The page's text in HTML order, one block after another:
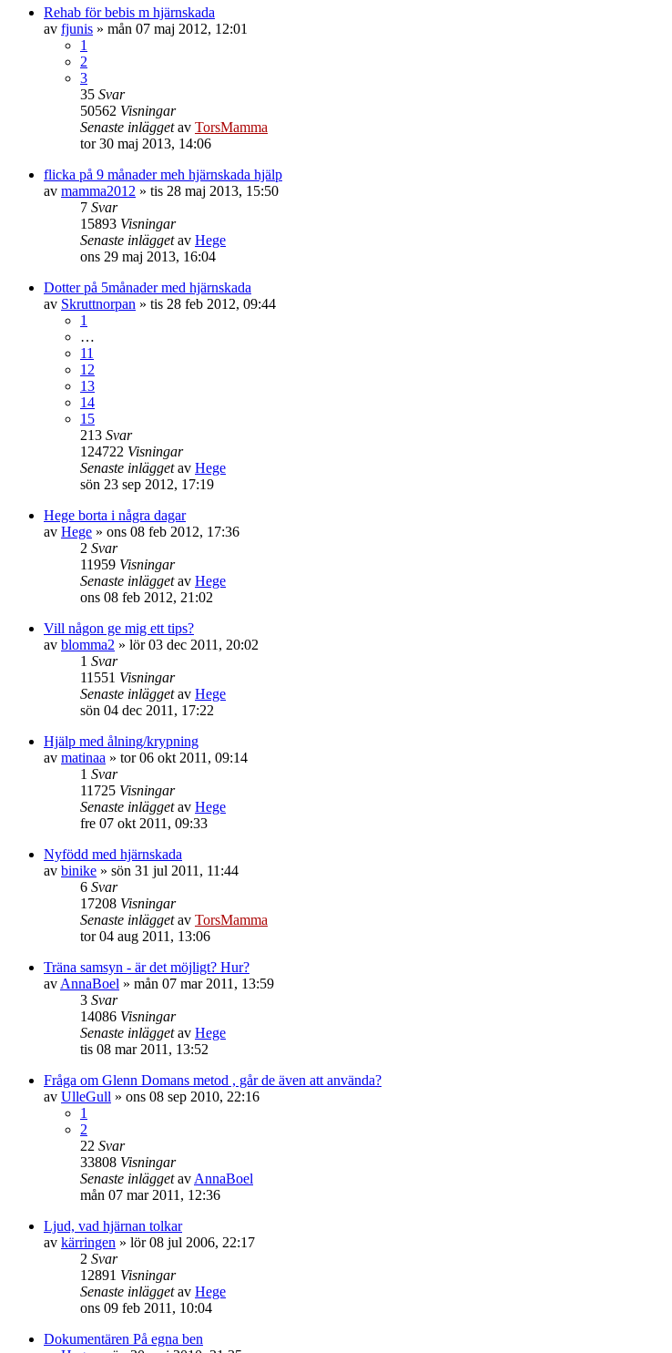
Rehab för bebis m hjärnskada
av fjunis » mån 07 maj 2012, 12:01
1
2
3
35 Svar
50562 Visningar
Senaste inläggetav TorsMamma
tor 30 maj 2013, 14:06
flicka på 9 månader meh hjärnskada hjälp
av mamma2012 » tis 28 maj 2013, 15:50
7 Svar
15893 Visningar
Senaste inläggetav Hege
ons 29 maj 2013, 16:04
Dotter på 5månader med hjärnskada
av Skruttnorpan » tis 28 feb 2012, 09:44
1
…
11
12
13
14
15
213 Svar
124722 Visningar
Senaste inläggetav Hege
sön 23 sep 2012, 17:19
Hege borta i några dagar
av Hege » ons 08 feb 2012, 17:36
2 Svar
11959 Visningar
Senaste inläggetav Hege
ons 08 feb 2012, 21:02
Vill någon ge mig ett tips?
av blomma2 » lör 03 dec 2011, 20:02
1 Svar
11551 Visningar
Senaste inläggetav Hege
sön 04 dec 2011, 17:22
Hjälp med ålning/krypning
av matinaa » tor 06 okt 2011, 09:14
1 Svar
11725 Visningar
Senaste inläggetav Hege
fre 07 okt 2011, 09:33
Nyfödd med hjärnskada
av binike » sön 31 jul 2011, 11:44
6 Svar
17208 Visningar
Senaste inläggetav TorsMamma
tor 04 aug 2011, 13:06
Träna samsyn - är det möjligt? Hur?
av AnnaBoel » mån 07 mar 2011, 13:59
3 Svar
14086 Visningar
Senaste inläggetav Hege
tis 08 mar 2011, 13:52
Fråga om Glenn Domans metod , går de även att använda?
av UlleGull » ons 08 sep 2010, 22:16
1
2
22 Svar
33808 Visningar
Senaste inläggetav AnnaBoel
mån 07 mar 2011, 12:36
Ljud, vad hjärnan tolkar
av kärringen » lör 08 jul 2006, 22:17
2 Svar
12891 Visningar
Senaste inläggetav Hege
ons 09 feb 2011, 10:04
Dokumentären På egna ben